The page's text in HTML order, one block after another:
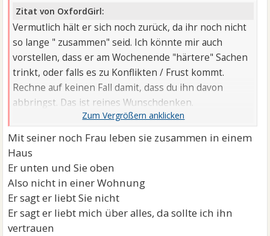
Zitat von OxfordGirl:
Vermutlich hält er sich noch zurück, da ihr noch nicht
so lange " zusammen" seid. Ich könnte mir auch
vorstellen, dass er am Wochenende "härtere" Sachen
trinkt, oder falls es zu Konflikten / Frust kommt.
Rechne auf keinen Fall damit, dass du ihn davon
abbringst. Das ist reines Wunschdenken.
Das finde ich übrigens nicht weniger problematisch.
Mit seiner noch Frau leben sie zusammen in einem
Haus
Er unten und Sie oben
Also nicht in einer Wohnung
Er sagt er liebt Sie nicht
Er sagt er liebt mich über alles, da sollte ich ihn
vertrauen